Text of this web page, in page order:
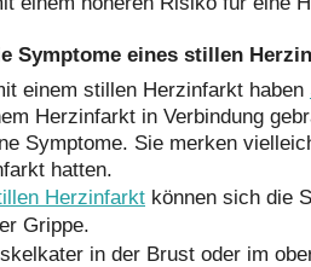
Symptome eines stillen
einem stillen Herzinfarkt haben
Herzinfarkt in Verbindung
Symptome. Sie merken
hatten.
Herzinfarkt können sich die
Grippe.
in der Brust oder im